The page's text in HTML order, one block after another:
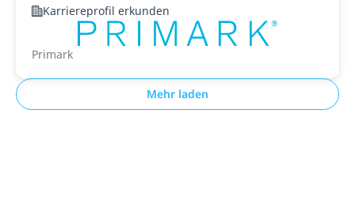
Karriereprofil erkunden
Primark
Mehr laden